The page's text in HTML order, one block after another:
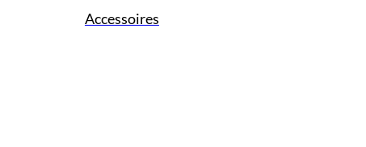
Accessoires